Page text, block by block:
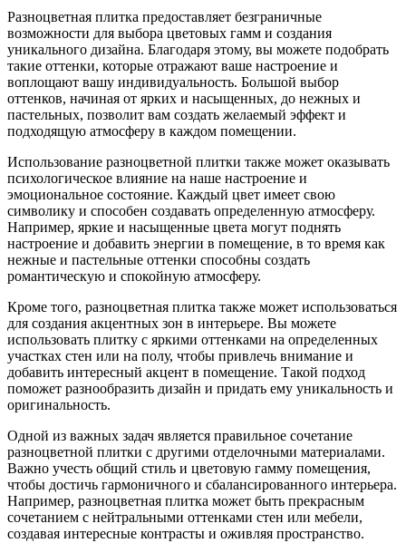
Разноцветная плитка предоставляет безграничные
возможности для выбора цветовых гамм и создания
уникального дизайна. Благодаря этому, вы можете подобрать
такие оттенки, которые отражают ваше настроение и
воплощают вашу индивидуальность. Большой выбор
оттенков, начиная от ярких и насыщенных, до нежных и
пастельных, позволит вам создать желаемый эффект и
подходящую атмосферу в каждом помещении.
Использование разноцветной плитки также может оказывать
психологическое влияние на наше настроение и
эмоциональное состояние. Каждый цвет имеет свою
символику и способен создавать определенную атмосферу.
Например, яркие и насыщенные цвета могут поднять
настроение и добавить энергии в помещение, в то время как
нежные и пастельные оттенки способны создать
романтическую и спокойную атмосферу.
Кроме того, разноцветная плитка также может использоваться
для создания акцентных зон в интерьере. Вы можете
использовать плитку с яркими оттенками на определенных
участках стен или на полу, чтобы привлечь внимание и
добавить интересный акцент в помещение. Такой подход
поможет разнообразить дизайн и придать ему уникальность и
оригинальность.
Одной из важных задач является правильное сочетание
разноцветной плитки с другими отделочными материалами.
Важно учесть общий стиль и цветовую гамму помещения,
чтобы достичь гармоничного и сбалансированного интерьера.
Например, разноцветная плитка может быть прекрасным
сочетанием с нейтральными оттенками стен или мебели,
создавая интересные контрасты и оживляя пространство.